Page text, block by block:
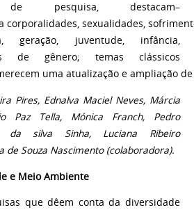
de pesquisa, destacam–
corporalidades, sexualidades, sofrimen
geração, juventude,infância,
de gênero; temas clássicos
uma atualização e ampliação de
Pires, Ednalva Maciel Neves, Márcia
Paz Tella, Mónica Franch, Pedro
silva Sinha, Luciana Ribeiro
de Souza Nascimento (colaboradora).
e Meio Ambiente
que dêem conta da diversidade